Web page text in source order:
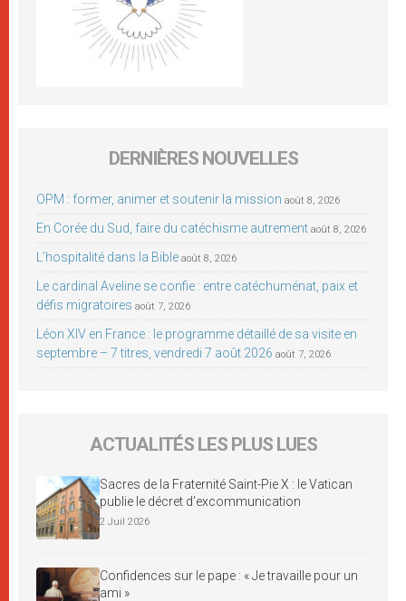
DERNIÈRES NOUVELLES
OPM : former, animer et soutenir la mission août 8, 2026
En Corée du Sud, faire du catéchisme autrement août 8, 2026
L’hospitalité dans la Bible août 8, 2026
Le cardinal Aveline se confie : entre catéchuménat, paix et
défis migratoires août 7, 2026
Léon XIV en France : le programme détaillé de sa visite en
septembre – 7 titres, vendredi 7 août 2026 août 7, 2026
ACTUALITÉS LES PLUS LUES
Sacres de la Fraternité Saint-Pie X : le Vatican
publie le décret d’excommunication
2 Juil 2026
Confidences sur le pape : « Je travaille pour un
ami »